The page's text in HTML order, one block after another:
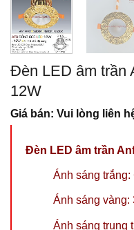
Đèn LED âm trần
12W
Giá bán: Vui lòng liên
Đèn LED âm trần
Ánh sáng trắng:
Ánh sáng vàng:
Ánh sáng trung